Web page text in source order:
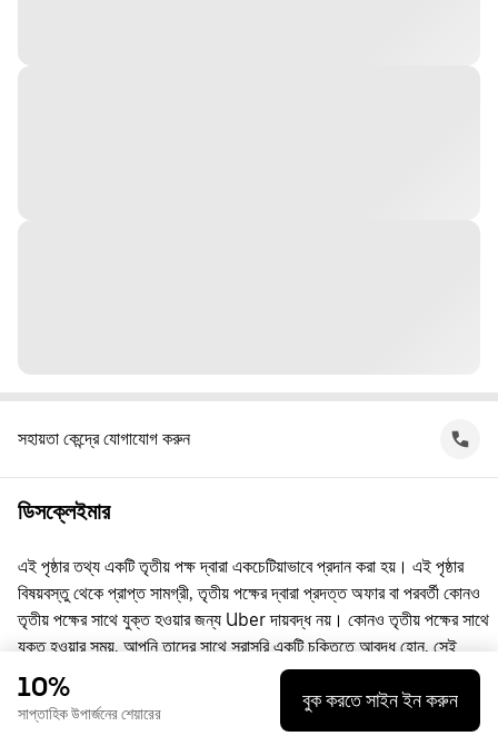
সহায়তা কেন্দ্রে যোগাযোগ করুন
ডিসক্লেইমার
এই পৃষ্ঠার তথ্য একটি তৃতীয় পক্ষ দ্বারা একচেটিয়াভাবে প্রদান করা হয়। এই পৃষ্ঠার
বিষয়বস্তু থেকে প্রাপ্ত সামগ্রী, তৃতীয় পক্ষের দ্বারা প্রদত্ত অফার বা পরবর্তী কোনও
তৃতীয় পক্ষের সাথে যুক্ত হওয়ার জন্য Uber দায়বদ্ধ নয়। কোনও তৃতীয় পক্ষের সাথে
যুক্ত হওয়ার সময়, আপনি তাদের সাথে সরাসরি একটি চুক্তিতে আবদ্ধ হোন, সেই
চুক্তিতে Uber কোনো পক্ষ নয়। প্রশ্নের জন্য, অনুগ্রহ করে সরাসরি তৃতীয় পক্ষের
সাথে যোগাযোগ করুন।
10%
সাপ্তাহিক উপার্জনের শেয়ারের
বুক করতে সাইন ইন করুন